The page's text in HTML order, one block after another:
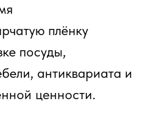
плёнку
посуды,
антиквариата и
ценности.